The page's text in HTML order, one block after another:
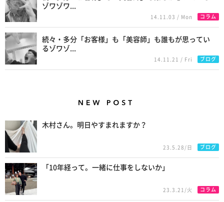
ゾワゾワ...
14.11.03 / Mon コラム
続々・多分「お客様」も「美容師」も誰もが思ってい
るゾワゾ...
14.11.21 / Fri ブログ
木村さん。明日やすまれますか？
23.5.28/日 ブログ
「10年経って。一緒に仕事をしないか」
23.3.21/火 コラム